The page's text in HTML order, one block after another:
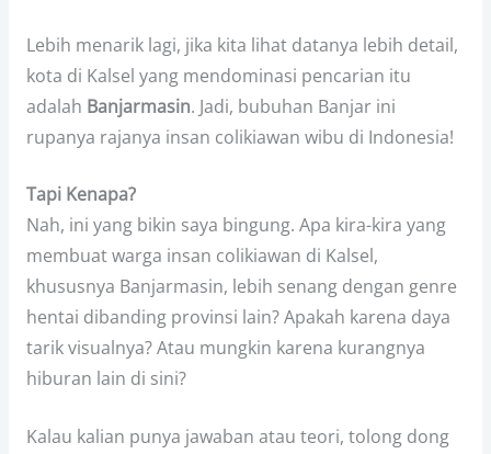
Lebih menarik lagi, jika kita lihat datanya lebih detail,
kota di Kalsel yang mendominasi pencarian itu
adalah Banjarmasin. Jadi, bubuhan Banjar ini
rupanya rajanya insan colikiawan wibu di Indonesia!
Tapi Kenapa?
Nah, ini yang bikin saya bingung. Apa kira-kira yang
membuat warga insan colikiawan di Kalsel,
khususnya Banjarmasin, lebih senang dengan genre
hentai dibanding provinsi lain? Apakah karena daya
tarik visualnya? Atau mungkin karena kurangnya
hiburan lain di sini?
Kalau kalian punya jawaban atau teori, tolong dong